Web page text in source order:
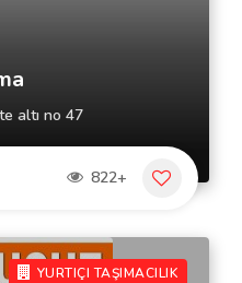
altı no 47
822+
YURTIÇI TAŞIMACILIK